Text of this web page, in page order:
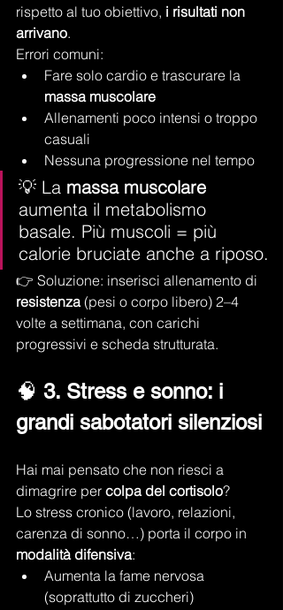
rispetto al tuo obiettivo, i risultati non
arrivano.
Errori comuni:
Fare solo cardio e trascurare la
massa muscolare
Allenamenti poco intensi o troppo
casuali
Nessuna progressione nel tempo
💡 La massa muscolare
aumenta il metabolismo
basale. Più muscoli = più
calorie bruciate anche a riposo.
👉 Soluzione: inserisci allenamento di
resistenza (pesi o corpo libero) 2–4
volte a settimana, con carichi
progressivi e scheda strutturata.
🧠 3. Stress e sonno: i
grandi sabotatori silenziosi
Hai mai pensato che non riesci a
dimagrire per colpa del cortisolo?
Lo stress cronico (lavoro, relazioni,
carenza di sonno…) porta il corpo in
modalità difensiva:
Aumenta la fame nervosa
(soprattutto di zuccheri)